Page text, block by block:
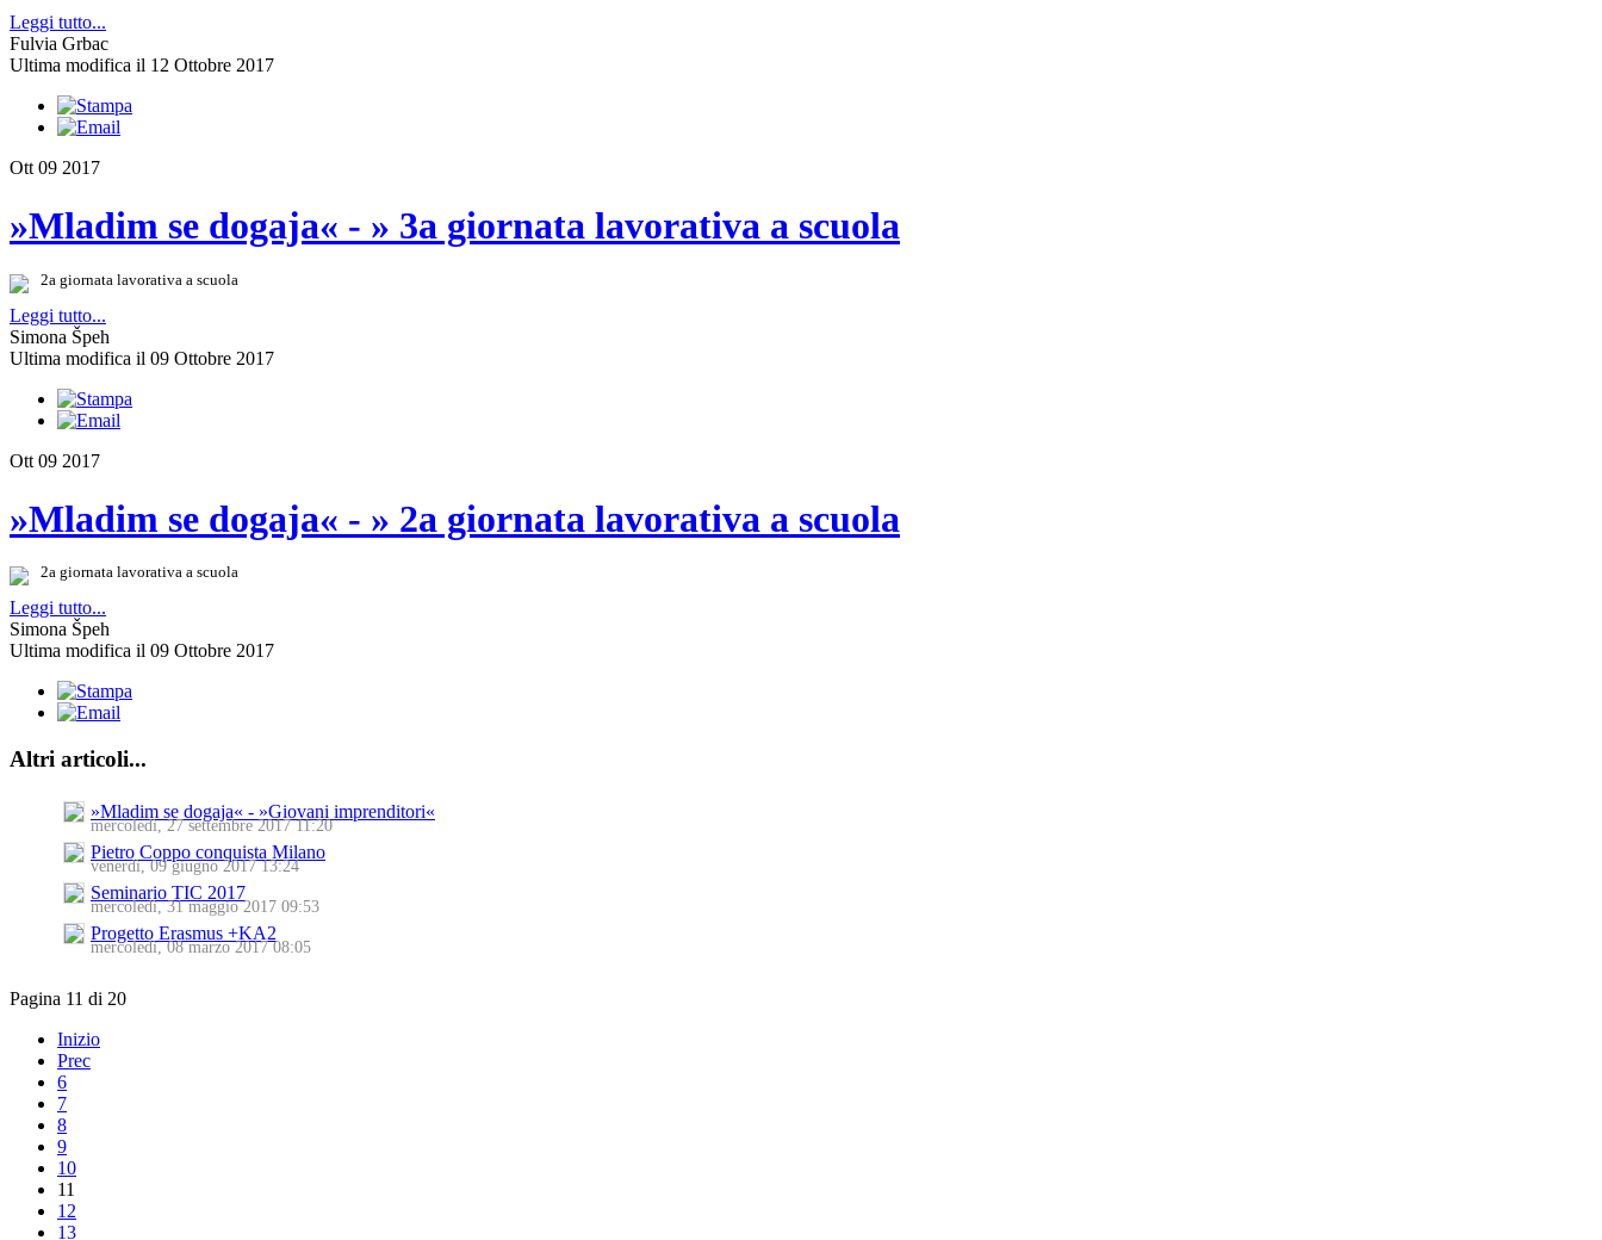
Leggi tutto...
Fulvia Grbac
Ultima modifica il 12 Ottobre 2017
Ott 09 2017
»Mladim se dogaja« - » 3a giornata lavorativa a scuola
2a giornata lavorativa a scuola
Leggi tutto...
Simona Špeh
Ultima modifica il 09 Ottobre 2017
Ott 09 2017
»Mladim se dogaja« - » 2a giornata lavorativa a scuola
2a giornata lavorativa a scuola
Leggi tutto...
Simona Špeh
Ultima modifica il 09 Ottobre 2017
Altri articoli...
»Mladim se dogaja« - »Giovani imprenditori«
mercoledì, 27 settembre 2017 11:20
Pietro Coppo conquista Milano
venerdì, 09 giugno 2017 13:24
Seminario TIC 2017
mercoledì, 31 maggio 2017 09:53
Progetto Erasmus +KA2
mercoledì, 08 marzo 2017 08:05
Pagina 11 di 20
Inizio
Prec
6
7
8
9
10
11
12
13